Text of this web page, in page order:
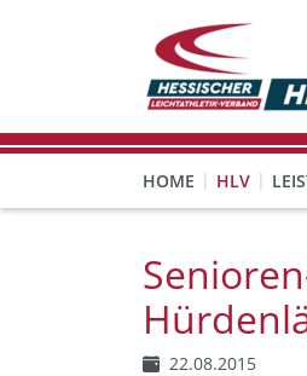
HOME HLV
22.08.2015